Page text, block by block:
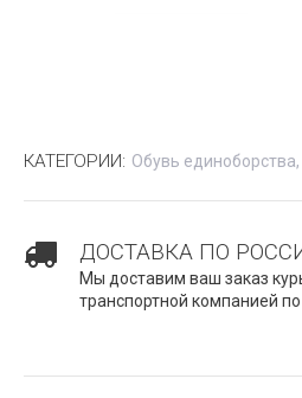
КАТЕГОРИИ: Обувь единоборства
ДОСТАВКА ПО
Мы доставим ваш заказ
транспортной компанией по